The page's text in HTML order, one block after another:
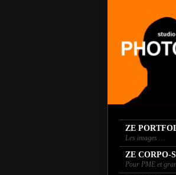
ZE
Les images …
ZE CORPO-
Pour PME et